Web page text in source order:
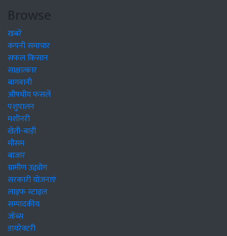
Browse
खबरें
कंपनी समाचार
सफल किसान
साक्षात्कार
बागवानी
औषधीय फसलें
पशुपालन
मशीनरी
खेती-बाड़ी
मौसम
बाजार
ग्रामीण उद्द्योग
सरकारी योजनाएं
लाइफ स्टाइल
सम्पादकीय
जॉब्स
डायरेक्टरी